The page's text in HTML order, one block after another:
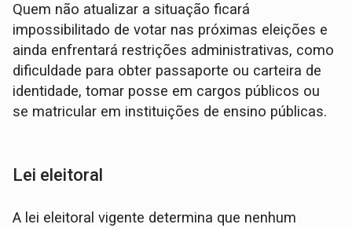
Quem não atualizar a situação ficará
impossibilitado de votar nas próximas eleições e
ainda enfrentará restrições administrativas, como
dificuldade para obter passaporte ou carteira de
identidade, tomar posse em cargos públicos ou
se matricular em instituições de ensino públicas.
Lei eleitoral
A lei eleitoral vigente determina que nenhum